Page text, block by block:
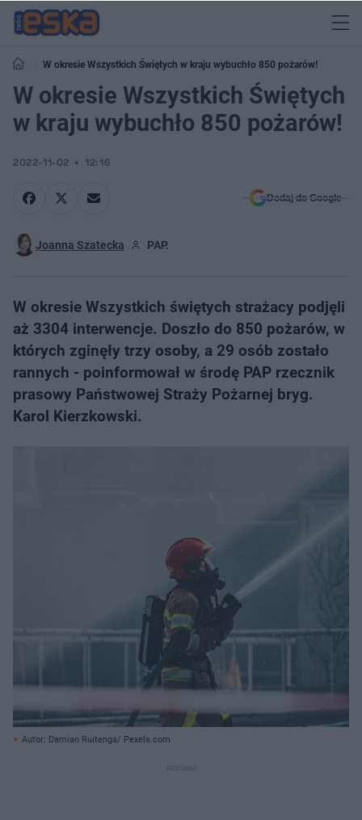
W okresie Wszystkich Świętych w kraju wybuchło 850 pożarów!
W okresie Wszystkich Świętych
w kraju wybuchło 850 pożarów!
2022-11-02 12:16
Dodaj do Google
Joanna Szatecka PAP.
W okresie Wszystkich świętych strażacy podjęli
aż 3304 interwencje. Doszło do 850 pożarów, w
których zginęły trzy osoby, a 29 osób zostało
rannych - poinformował w środę PAP rzecznik
prasowy Państwowej Straży Pożarnej bryg.
Karol Kierzkowski.
Autor: Damian Ruitenga/ Pexels.com